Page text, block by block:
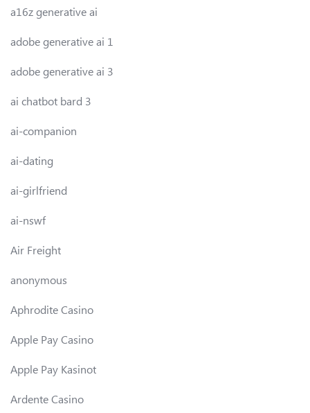
a16z generative ai
adobe generative ai 1
adobe generative ai 3
ai chatbot bard 3
ai-companion
ai-dating
ai-girlfriend
ai-nswf
Air Freight
anonymous
Aphrodite Casino
Apple Pay Casino
Apple Pay Kasinot
Ardente Casino